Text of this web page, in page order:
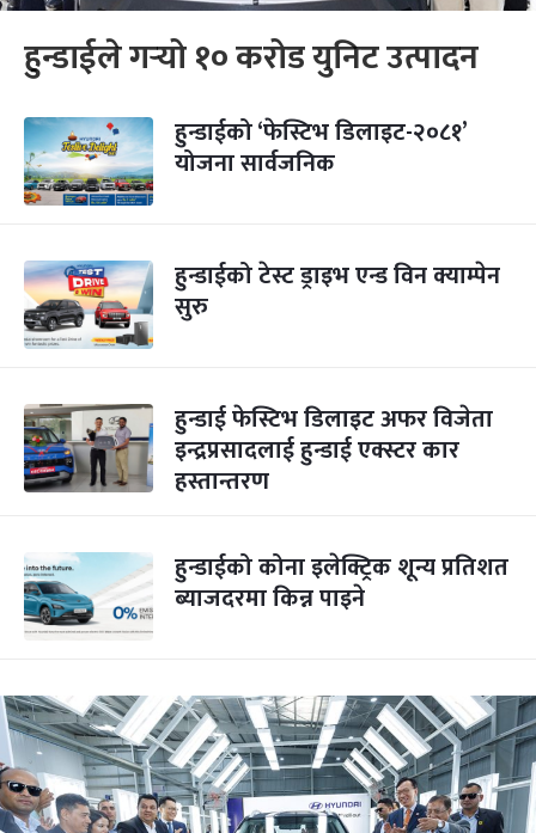
हुन्डाईले गर्‍यो १० करोड युनिट उत्पादन
हुन्डाईको ‘फेस्टिभ डिलाइट-२०८१’
योजना सार्वजनिक
हुन्डाईको टेस्ट ड्राइभ एन्ड विन क्याम्पेन
सुरु
हुन्डाई फेस्टिभ डिलाइट अफर विजेता
इन्द्रप्रसादलाई हुन्डाई एक्स्टर कार
हस्तान्तरण
हुन्डाईको कोना इलेक्ट्रिक शून्य प्रतिशत
ब्याजदरमा किन्न पाइने